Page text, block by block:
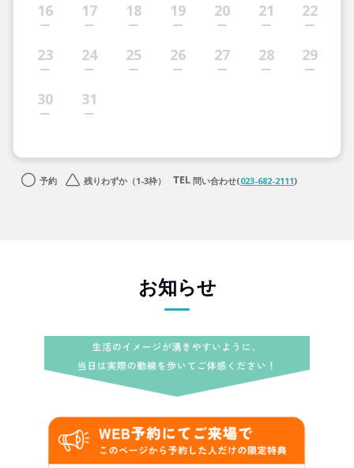
16 17 18 19 20 21 22
23 24 25 26 27 28 29
30 31
予約 残りわずか（1-3枠） 問い合わせ(023-682-2111)
お知らせ